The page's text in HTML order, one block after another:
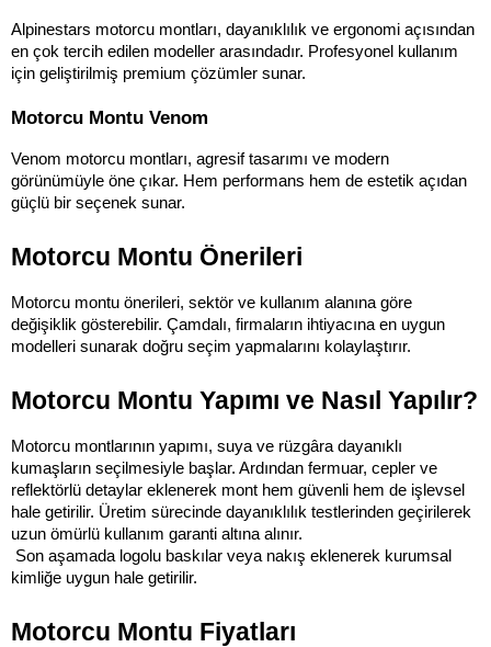
Alpinestars motorcu montları, dayanıklılık ve ergonomi açısından
en çok tercih edilen modeller arasındadır. Profesyonel kullanım
için geliştirilmiş premium çözümler sunar.
Motorcu Montu Venom
Venom motorcu montları, agresif tasarımı ve modern
görünümüyle öne çıkar. Hem performans hem de estetik açıdan
güçlü bir seçenek sunar.
Motorcu Montu Önerileri
Motorcu montu önerileri, sektör ve kullanım alanına göre
değişiklik gösterebilir. Çamdalı, firmaların ihtiyacına en uygun
modelleri sunarak doğru seçim yapmalarını kolaylaştırır.
Motorcu Montu Yapımı ve Nasıl Yapılır?
Motorcu montlarının yapımı, suya ve rüzgâra dayanıklı
kumaşların seçilmesiyle başlar. Ardından fermuar, cepler ve
reflektörlü detaylar eklenerek mont hem güvenli hem de işlevsel
hale getirilir. Üretim sürecinde dayanıklılık testlerinden geçirilerek
uzun ömürlü kullanım garanti altına alınır.
kimliğe uygun hale getirilir.
Motorcu Montu Fiyatları